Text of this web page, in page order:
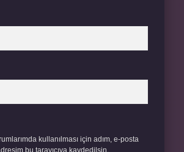
kullanılması için adım, e-posta
bu tarayıcıya kaydedilsin.